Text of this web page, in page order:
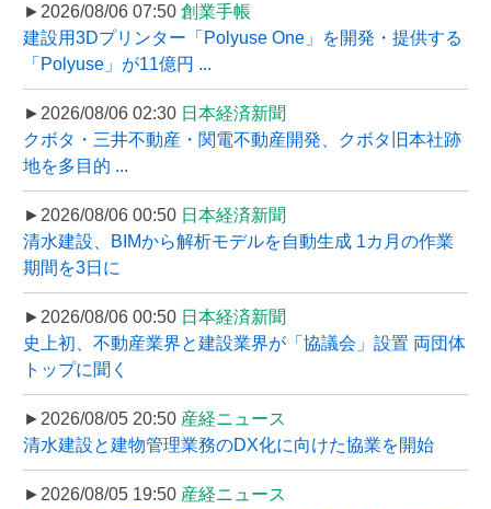
►2026/08/06 07:50 創業手帳
建設用3Dプリンター「Polyuse One」を開発・提供する
「Polyuse」が11億円 ...
►2026/08/06 02:30 日本経済新聞
クボタ・三井不動産・関電不動産開発、クボタ旧本社跡
地を多目的 ...
►2026/08/06 00:50 日本経済新聞
清水建設、BIMから解析モデルを自動生成 1カ月の作業
期間を3日に
►2026/08/06 00:50 日本経済新聞
史上初、不動産業界と建設業界が「協議会」設置 両団体
トップに聞く
►2026/08/05 20:50 産経ニュース
清水建設と建物管理業務のDX化に向けた協業を開始
►2026/08/05 19:50 産経ニュース